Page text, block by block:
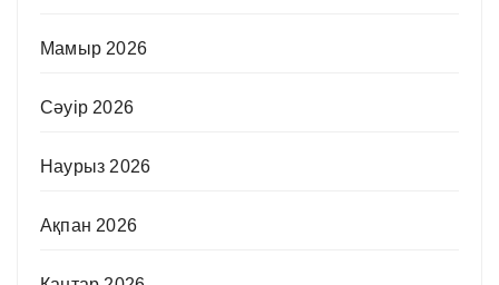
Мамыр 2026
Сәуір 2026
Наурыз 2026
Ақпан 2026